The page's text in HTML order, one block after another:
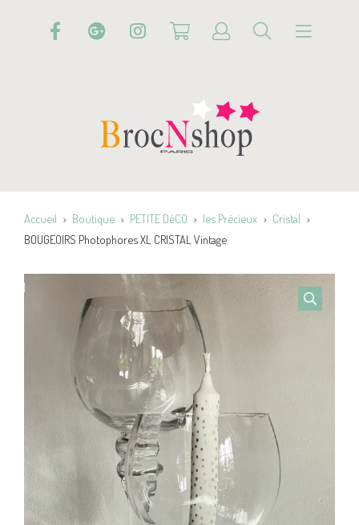
Accueil Boutique PETITE DéCO les Précieux
Cristal
BOUGEOIRS Photophores XL CRISTAL Vintage